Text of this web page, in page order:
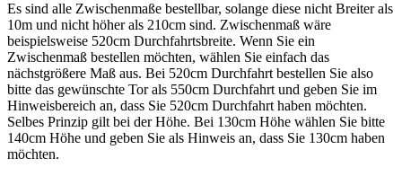
Es sind alle Zwischenmaße bestellbar, solange diese nicht Breiter als
10m und nicht höher als 210cm sind. Zwischenmaß wäre
beispielsweise 520cm Durchfahrtsbreite. Wenn Sie ein
Zwischenmaß bestellen möchten, wählen Sie einfach das
nächstgrößere Maß aus. Bei 520cm Durchfahrt bestellen Sie also
bitte das gewünschte Tor als 550cm Durchfahrt und geben Sie im
Hinweisbereich an, dass Sie 520cm Durchfahrt haben möchten.
Selbes Prinzip gilt bei der Höhe. Bei 130cm Höhe wählen Sie bitte
140cm Höhe und geben Sie als Hinweis an, dass Sie 130cm haben
möchten.